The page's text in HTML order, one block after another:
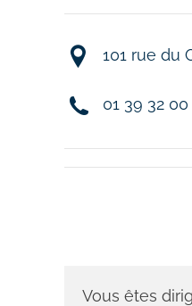
101 rue du
01 39 32 00
Vous êtes